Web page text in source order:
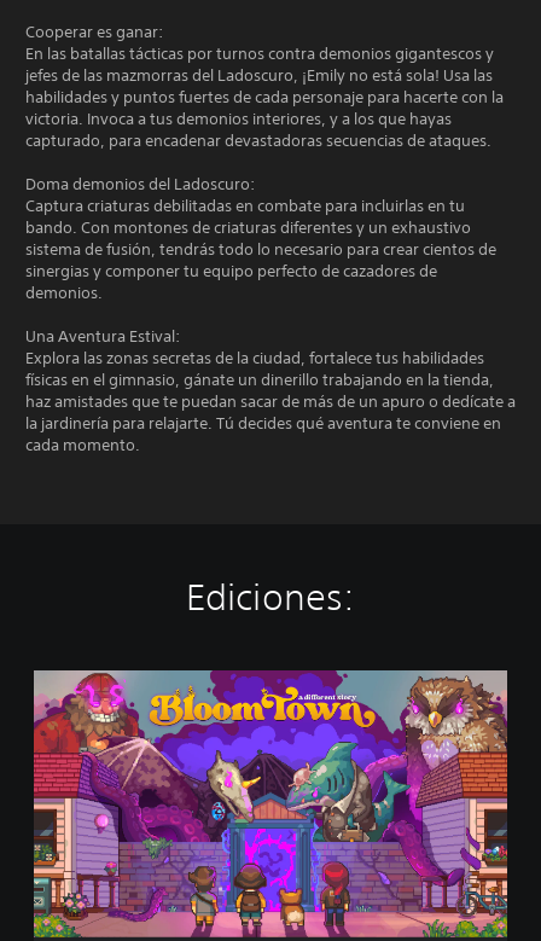
Cooperar es ganar:
En las batallas tácticas por turnos contra demonios gigantescos y
jefes de las mazmorras del Ladoscuro, ¡Emily no está sola! Usa las
habilidades y puntos fuertes de cada personaje para hacerte con la
victoria. Invoca a tus demonios interiores, y a los que hayas
capturado, para encadenar devastadoras secuencias de ataques.
Doma demonios del Ladoscuro:
Captura criaturas debilitadas en combate para incluirlas en tu
bando. Con montones de criaturas diferentes y un exhaustivo
sistema de fusión, tendrás todo lo necesario para crear cientos de
sinergias y componer tu equipo perfecto de cazadores de
demonios.
Una Aventura Estival:
Explora las zonas secretas de la ciudad, fortalece tus habilidades
físicas en el gimnasio, gánate un dinerillo trabajando en la tienda,
haz amistades que te puedan sacar de más de un apuro o dedícate a
la jardinería para relajarte. Tú decides qué aventura te conviene en
cada momento.
Ediciones:
l
o
o
m
t
w
n
:
A
D